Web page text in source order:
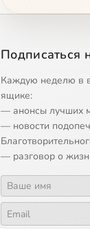
Подписаться
Каждую неделю в
ящике:
— анонсы лучших
— новости
— разговор о